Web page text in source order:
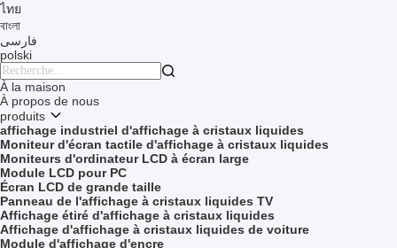
ไทย
বাংলা
فارسی
polski

À la maison
À propos de nous
produits
affichage industriel d'affichage à cristaux liquides
Moniteur d'écran tactile d'affichage à cristaux liquides
Moniteurs d'ordinateur LCD à écran large
Module LCD pour PC
Écran LCD de grande taille
Panneau de l'affichage à cristaux liquides TV
Affichage étiré d'affichage à cristaux liquides
Affichage d'affichage à cristaux liquides de voiture
Module d'affichage d'encre